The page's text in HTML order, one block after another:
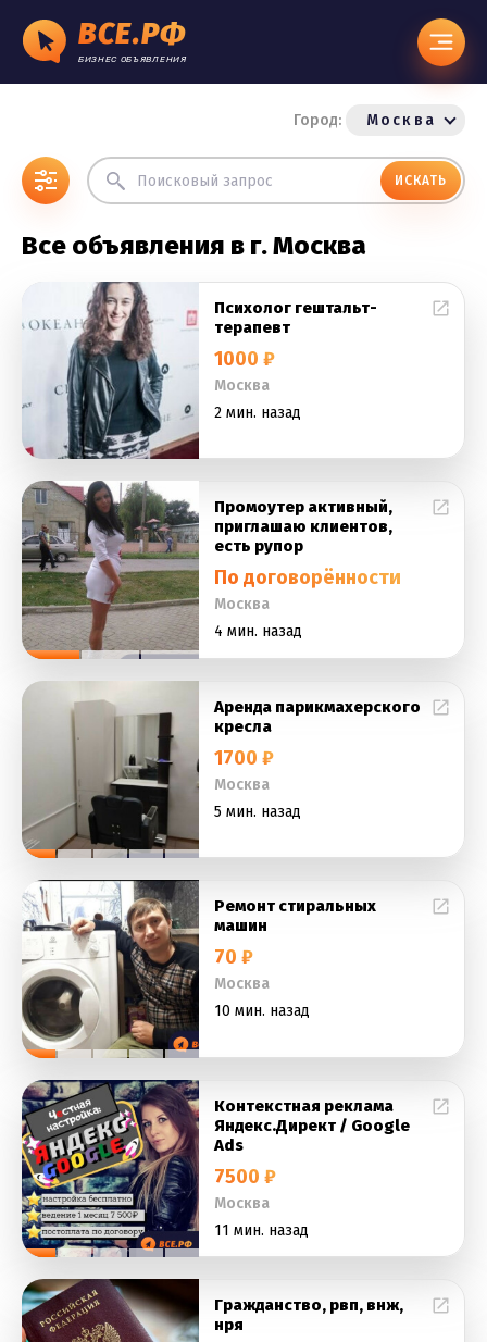
ВСЕ.РФ
БИЗНЕС ОБЪЯВЛЕНИЯ
Город: Москва
ИСКАТЬ
Все объявления в г. Москва
Психолог гештальт-
терапевт
1000 ₽
Москва
2 мин. назад
Промоутер активный,
приглашаю клиентов,
есть рупор
По договорённости
Москва
4 мин. назад
Аренда парикмахерского
кресла
1700 ₽
Москва
5 мин. назад
Ремонт стиральных
машин
70 ₽
Москва
10 мин. назад
Контекстная реклама
Яндекс.Директ / Google
Ads
7500 ₽
Москва
11 мин. назад
Гражданство, рвп, внж,
нря